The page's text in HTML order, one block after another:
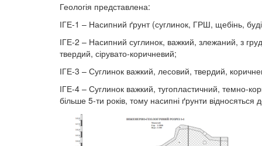
Геологія представлена:
ІГЕ-1 – Насипний ґрунт (суглинок, ГРШ, щебінь,
ІГЕ-2 – Насипний суглинок, важкий, злежаний, з
твердий, сірувато-коричневий;
ІГЕ-3 – Суглинок важкий, лесовий, твердий,
ІГЕ-4 – Суглинок важкий, тугопластичний, темно-
більше 5-ти років, тому насипні ґрунти